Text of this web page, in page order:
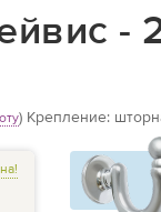
-
) Крепление: